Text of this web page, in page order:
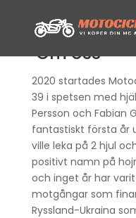
Om oss
2020 startades
39 i spetsen med
Persson och Fabian
fantastiskt första år
ville leka på 2 hjul
positivt namn på
och inget år har
motgångar som
Ryssland-Ukraina